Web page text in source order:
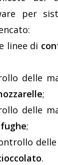
per
linee di
delle
;
delle
;
.